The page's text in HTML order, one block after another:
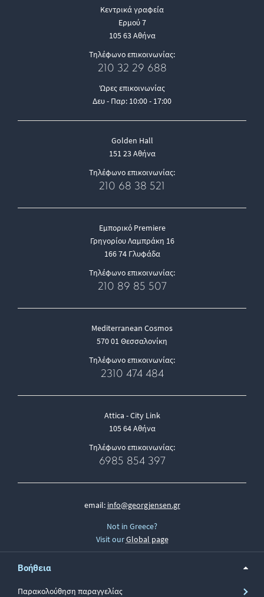
Κεντρικά γραφεία
Ερμού 7
105 63 Αθήνα
Τηλέφωνο επικοινωνίας:
210 32 29 688
Ώρες επικοινωνίας
Δευ - Παρ: 10:00 - 17:00
Golden Hall
151 23 Αθήνα
Τηλέφωνο επικοινωνίας:
210 68 38 521
Εμπορικό Premiere
Γρηγορίου Λαμπράκη 16
166 74 Γλυφάδα
Τηλέφωνο επικοινωνίας:
210 89 85 507
Mediterranean Cosmos
570 01 Θεσσαλονίκη
Τηλέφωνο επικοινωνίας:
2310 474 484
Attica - City Link
105 64 Αθήνα
Τηλέφωνο επικοινωνίας:
6985 854 397
email: info@georgjensen.gr
Not in Greece?
Visit ourGlobal page
Βοήθεια
Παρακολούθηση παραγγελίας